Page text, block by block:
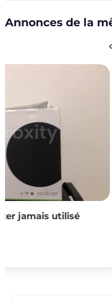
Annonces de la
Xbox One S